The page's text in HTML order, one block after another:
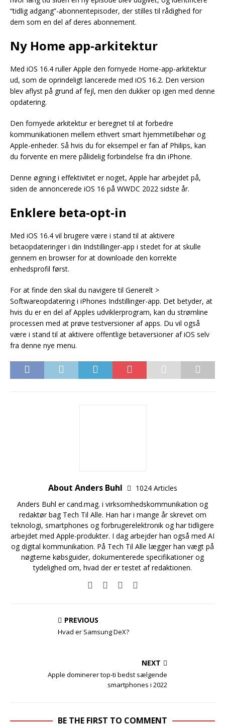
“tidlig adgang”-abonnentepisoder, der stilles til rådighed for
dem som en del af deres abonnement.
Ny Home app-arkitektur
Med iOS 16.4 ruller Apple den fornyede Home-app-arkitektur
ud, som de oprindeligt lancerede med iOS 16.2. Den version
blev aflyst på grund af fejl, men den dukker op igen med denne
opdatering.
Den fornyede arkitektur er beregnet til at forbedre
kommunikationen mellem ethvert smart hjemmetilbehør og
Apple-enheder. Så hvis du for eksempel er fan af Philips, kan
du forvente en mere pålidelig forbindelse fra din iPhone.
Denne øgning i effektivitet er noget, Apple har arbejdet på,
siden de annoncerede iOS 16 på WWDC 2022 sidste år.
Enklere beta-opt-in
Med iOS 16.4 vil brugere være i stand til at aktivere
betaopdateringer i din Indstillinger-app i stedet for at skulle
gennem en browser for at downloade den korrekte
enhedsprofil først.
For at finde den skal du navigere til Generelt >
Softwareopdatering i iPhones Indstillinger-app. Det betyder, at
hvis du er en del af Apples udviklerprogram, kan du strømline
processen med at prøve testversioner af apps. Du vil også
være i stand til at aktivere offentlige betaversioner af iOS selv
fra denne nye menu.
About Anders Buhl
1024 Articles
Anders Buhl er cand.mag. i virksomhedskommunikation og
redaktør bag Tech Til Alle. Han har i mange år skrevet om
teknologi, smartphones og forbrugerelektronik og har tidligere
arbejdet med Apple-produkter. I dag arbejder han også med AI
og digital kommunikation. På Tech Til Alle lægger han vægt på
nøgterne købsguider, dokumenterede specifikationer og
tydelighed om, hvad der er testet af redaktionen.
PREVIOUS
Hvad er Samsung DeX?
NEXT
Apple dominerer top-ti bedst sælgende
smartphones i 2022
BE THE FIRST TO COMMENT